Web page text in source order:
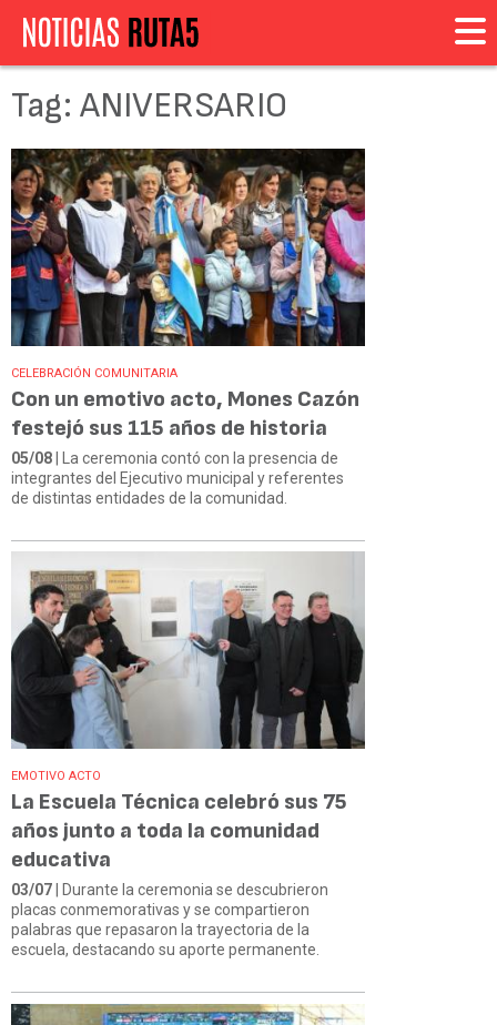
Tag: ANIVERSARIO
CELEBRACIÓN COMUNITARIA
Con un emotivo acto, Mones Cazón
festejó sus 115 años de historia
05/08 | La ceremonia contó con la presencia de
integrantes del Ejecutivo municipal y referentes
de distintas entidades de la comunidad.
EMOTIVO ACTO
La Escuela Técnica celebró sus 75
años junto a toda la comunidad
educativa
03/07 | Durante la ceremonia se descubrieron
placas conmemorativas y se compartieron
palabras que repasaron la trayectoria de la
escuela, destacando su aporte permanente.